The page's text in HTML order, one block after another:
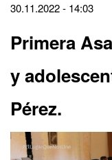
Back
top
30.11.2022 - 14:03
Primera
y
Pérez.